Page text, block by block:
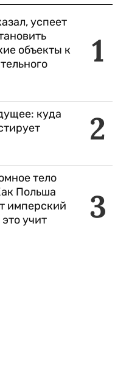
1
успеет
объекты к
2
куда
3
тело
Польша
имперский
учит